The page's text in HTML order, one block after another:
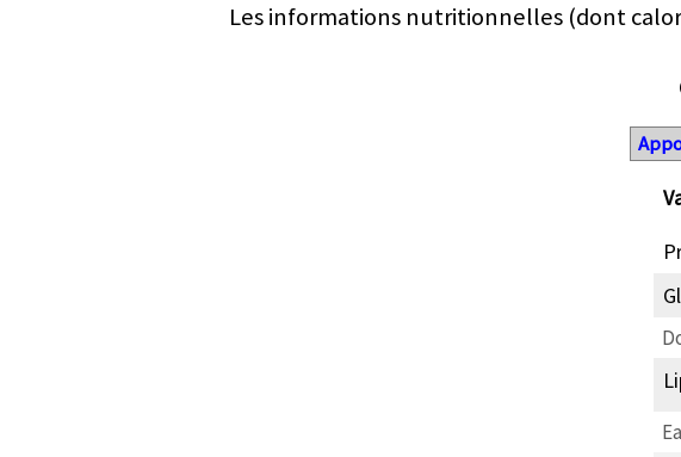
Les informations nutritionnelles (dont